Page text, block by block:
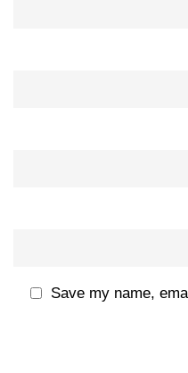
Save my name,